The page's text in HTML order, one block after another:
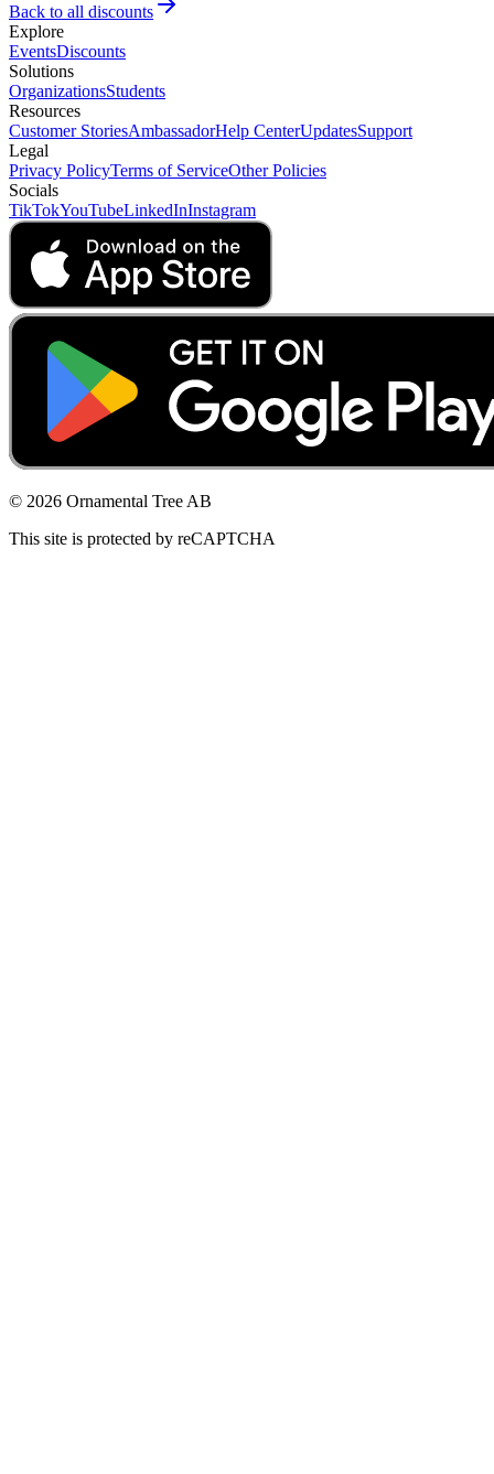
Back to all discounts
Explore
EventsDiscounts
Solutions
OrganizationsStudents
Resources
Customer StoriesAmbassadorHelp CenterUpdatesSupport
Legal
Privacy PolicyTerms of ServiceOther Policies
Socials
TikTokYouTubeLinkedInInstagram
© 2026 Ornamental Tree AB
This site is protected by reCAPTCHA